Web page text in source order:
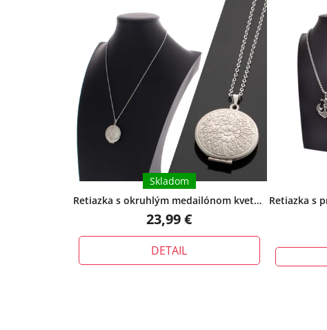
Retiazka s okruhlým medailónom kvety -
+ pri tomto produkte si
môžete zvoliť dĺžku retiazky
Skladom
23,99 €
DETAIL
Retiazka s